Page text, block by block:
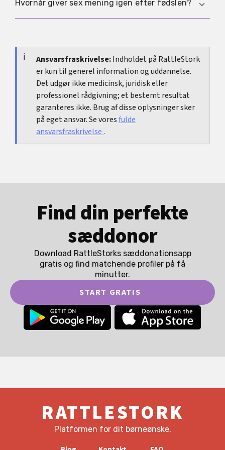
generelt føler, at det bliver værre i stedet for
bedre.
Nej. I starten er samtale, ydre observation og de
Hvornår giver sex mening igen efter fødslen?
Sex giver først mening igen, når heling, lyst,
tørhed, trykfornemmelse og smerter tillader det.
Hvis det gør ondt, strammer eller føles tungt
nedad, er det bedre at holde pause og få afklaret
det end at presse sig videre. Læs også vores
artikelSmerter ved sex efter fødslen.
Ansvarsfraskrivelse:Indholdet på RattleStork
er kun til generel information og uddannelse.
Det udgør ikke medicinsk, juridisk eller
professionel rådgivning; et bestemt resultat
garanteres ikke. Brug af disse oplysninger sker
på eget ansvar. Se voresfulde
ansvarsfraskrivelse.
Find din perfekte
sæddonor
Download RattleStorks sæddonationsapp
gratis og find matchende profiler på få
minutter.
START GRATIS
RATTLESTORK
Platformen for dit børneønske.